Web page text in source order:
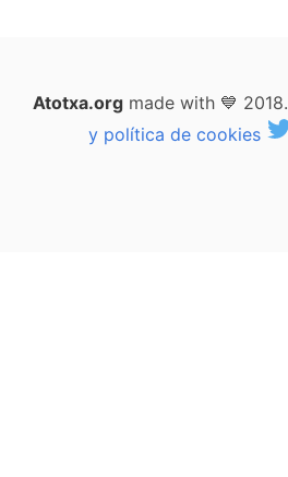
Atotxa.orgmade with 💙 2018.
y política de cookies